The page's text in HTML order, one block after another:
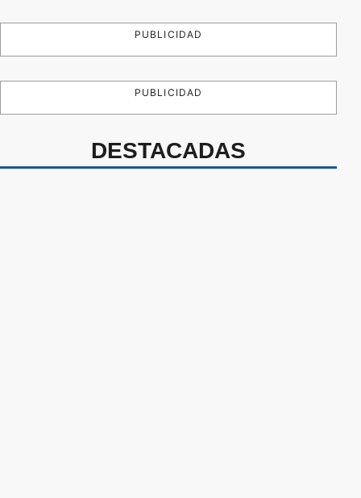
PUBLICIDAD
PUBLICIDAD
DESTACADAS